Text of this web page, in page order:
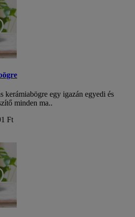
kerámiabögre egy igazán egyedi és
minden ma..
Ft